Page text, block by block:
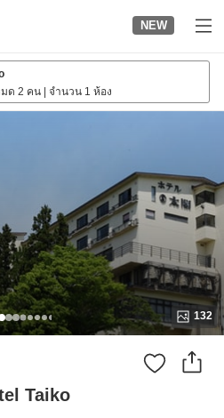
NEW
ด 2 คน จำนวน 1 ห้อง
132
Taiko